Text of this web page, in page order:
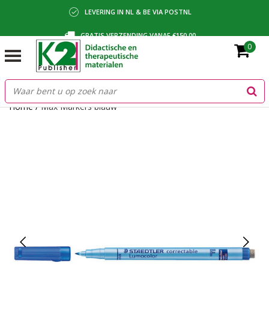
LEVERING IN NL & BE VIA POSTNL
GRATIS VERZENDING VANAF €150,00
BETALING VIA IDEAL, BANCONTACT OF FACTUUR
0
Home/Max Markers blauw